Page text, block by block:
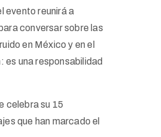
evento reunirá a
conversar sobre las
en México y en el
es una responsabilidad
celebra su 15
que han marcado el